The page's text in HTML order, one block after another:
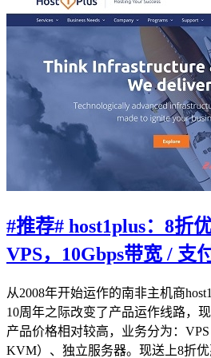
#推荐# host1plus：8折
VPS，10Gbps带宽 / 支
从2008年开始运作的南非主机商
10周年之际改变了产品运作线路，
产品价格相对较高，业务分为：
KVM）、独立服务器。现送上8折优